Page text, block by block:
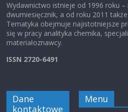
Wydawnictwo istnieje od 1996 roku
dwumiesięcznik, a od roku 2011
Tematyka obejmuje najistotniejsze
się w pracy analityka chemika,
materiałoznawcy.
ISSN 2720-6491
Dane
kontaktowe
Menu